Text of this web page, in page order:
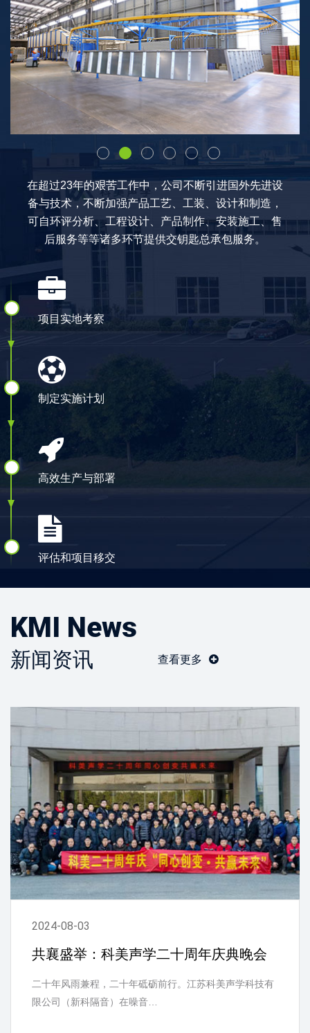
在超过23年的艰苦工作中，公司不断引进国外先进设
备与技术，不断加强产品工艺、工装、设计和制造，
可自环评分析、工程设计、产品制作、安装施工、售
后服务等等诸多环节提供交钥匙总承包服务。
项目实地考察
制定实施计划
高效生产与部署
评估和项目移交
KMI News
新闻资讯 查看更多
2024-08-03
共襄盛举：科美声学二十周年庆典晚会
二十年风雨兼程，二十年砥砺前行。江苏科美声学科技有
限公司（新科隔音）在噪音…